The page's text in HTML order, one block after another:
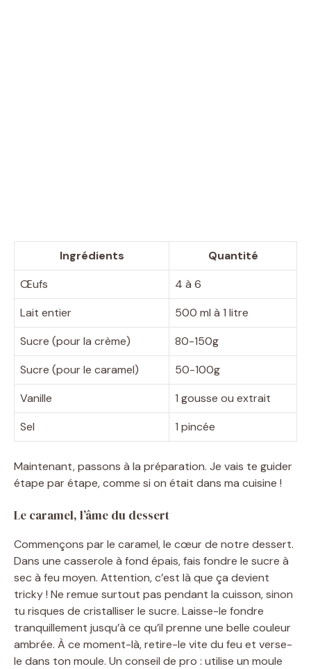
Ingrédients
Quantité
Œufs
4 à 6
Lait entier
500 ml à 1 litre
Sucre (pour la crème)
80-150g
Sucre (pour le caramel)
50-100g
Vanille
1 gousse ou extrait
Sel
1 pincée
Maintenant, passons à la préparation. Je vais te guider
étape par étape, comme si on était dans ma cuisine !
Le caramel, l’âme du dessert
Commençons par le caramel, le cœur de notre dessert.
Dans une casserole à fond épais, fais fondre le sucre à
sec à feu moyen. Attention, c’est là que ça devient
tricky ! Ne remue surtout pas pendant la cuisson, sinon
tu risques de cristalliser le sucre. Laisse-le fondre
tranquillement jusqu’à ce qu’il prenne une belle couleur
ambrée. À ce moment-là, retire-le vite du feu et verse-
le dans ton moule. Un conseil de pro : utilise un moule